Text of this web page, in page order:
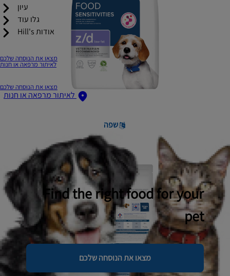
עיון
גלו עוד
אודות Hill's
מצאו את הנוסחה שלכם
לאיתור מרפאה או חנות
מצאו את הנוסחה שלכם
לאיתור מרפאה או חנות
שפה
Find the right food for your
pet
מצאו את הנוסחה שלכם